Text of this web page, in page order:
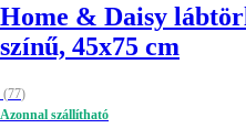
Home & Daisy
színű, 45x75 cm
(77)
Azonnal szállítható